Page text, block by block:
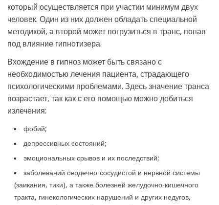
который осуществляется при участии минимум двух
человек. Один из них должен обладать специальной
методикой, а второй может погрузиться в транс, попав
под влияние гипнотизера.
Вхождение в гипноз может быть связано с
необходимостью лечения пациента, страдающего
психологическими проблемами. Здесь значение транса
возрастает, так как с его помощью можно добиться
излечения:
фобий;
депрессивных состояний;
эмоциональных срывов и их последствий;
заболеваний сердечно-сосудистой и нервной системы
(заикания, тики), а также болезней желудочно-кишечного
тракта, гинекологических нарушений и других недугов,